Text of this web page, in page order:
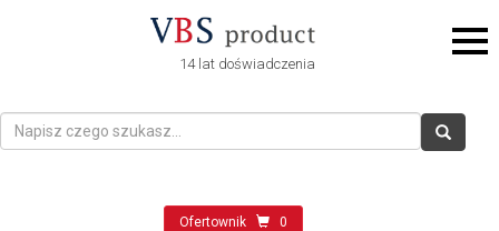
14 lat doświadczenia
Ofertownik 0